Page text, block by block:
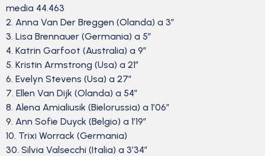
media 44.463
2. Anna Van Der Breggen (Olanda) a 3″
3. Lisa Brennauer (Germania) a 5”
4. Katrin Garfoot (Australia) a 9″
5. Kristin Armstrong (Usa) a 21″
6. Evelyn Stevens (Usa) a 27″
7. Ellen Van Dijk (Olanda) a 54″
8. Alena Amialiusik (Bielorussia) a 1’06”
9. Ann Sofie Duyck (Belgio) a 1’19”
10. Trixi Worrack (Germania)
30. Silvia Valsecchi (Italia) a 3’34”